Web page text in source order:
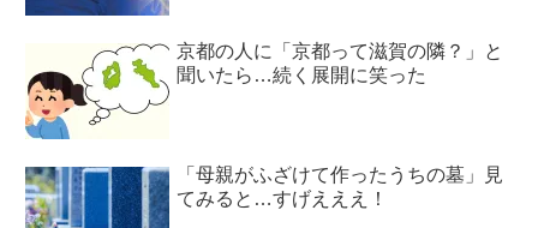
京都の人に「京都って滋賀の隣？」と
聞いたら…続く展開に笑った
「母親がふざけて作ったうちの墓」見
てみると…すげえええ！